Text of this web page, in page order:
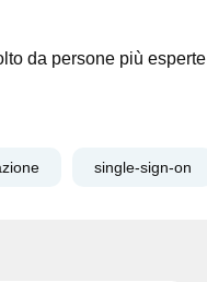
da persone più esperte
single-sign-on